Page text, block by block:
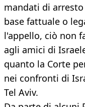
mandati di
base fattuale o
l'appello, ciò non
agli amici di
quanto la Corte
nei confronti di
Tel Aviv.